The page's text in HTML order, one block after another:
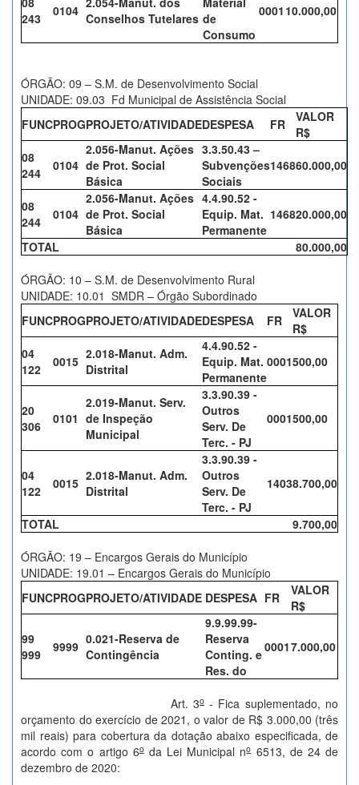
243
0104 Conselhos Tutelares de
Consumo
0001 10.000,00
ÓRGÃO: 09 – S.M. de Desenvolvimento Social
UNIDADE: 09.03 Fd Municipal de Assistência Social
FUNCPROGPROJETO/ATIVIDADEDESPESA FR
VALOR
R$
08
244
0104
2.056-Manut. Ações
de Prot. Social
Básica
3.3.50.43 –
Subvenções
Sociais
146860.000,00
08
244
0104
2.056-Manut. Ações
de Prot. Social
Básica
4.4.90.52 -
Equip. Mat.
Permanente
146820.000,00
TOTAL 80.000,00
ÓRGÃO: 10 – S.M. de Desenvolvimento Rural
UNIDADE: 10.01 SMDR – Órgão Subordinado
FUNCPROGPROJETO/ATIVIDADEDESPESA FR
VALOR
R$
04
122
0015 2.018-Manut. Adm.
Distrital
4.4.90.52 -
Equip. Mat.
Permanente
0001500,00
20
306
0101
2.019-Manut. Serv.
de Inspeção
Municipal
3.3.90.39 -
Outros
Serv. De
Terc. - PJ
0001500,00
04
122
0015 2.018-Manut. Adm.
Distrital
3.3.90.39 -
Outros
Serv. De
Terc. - PJ
14038.700,00
TOTAL 9.700,00
ÓRGÃO: 19 – Encargos Gerais do Município
UNIDADE: 19.01 – Encargos Gerais do Município
FUNCPROGPROJETO/ATIVIDADE DESPESA FR
VALOR
R$
99
999
9999 0.021-Reserva de
Contingência
9.9.99.99-
Reserva
Conting. e
Res. do
00017.000,00
Art. 3o- Fica suplementado, no
orçamento do exercício de 2021, o valor de R$ 3.000,00 (três
mil reais) para cobertura da dotação abaixo especificada, de
acordo com o artigo 6oda Lei Municipal no6513, de 24 de
dezembro de 2020: